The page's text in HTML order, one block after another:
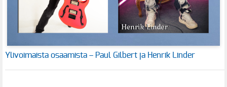
Ylivoimaista osaamista – Paul Gilbert ja Henrik Linder